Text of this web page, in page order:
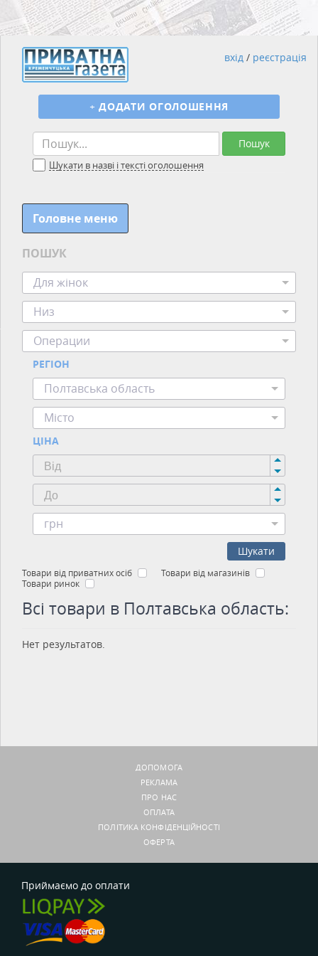
Пошук
Шукати в назві і тексті оголошення
+ ДОДАТИ ОГОЛОШЕННЯ
вхід / реєстрація
Головне меню
ПОШУК
Для жінок
Низ
Операции
РЕГІОН
Полтавська область
Місто
ЦІНА
грн
Шукати
Товари від приватних осіб
Товари від магазинів
Товари ринок
Всі товари в Полтавська область:
Нет результатов.
ДОПОМОГА
РЕКЛАМА
ПРО НАС
ОПЛАТА
ПОЛІТИКА КОНФІДЕНЦІЙНОСТІ
ОФЕРТА
Приймаємо до оплати